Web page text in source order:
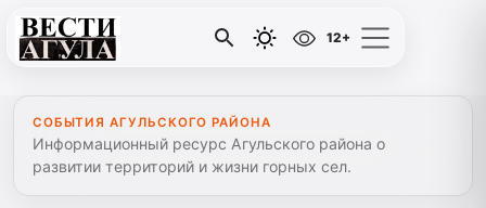
12+
СОБЫТИЯ АГУЛЬСКОГО РАЙОНА
Информационный ресурс Агульского района о
развитии территорий и жизни горных сел.